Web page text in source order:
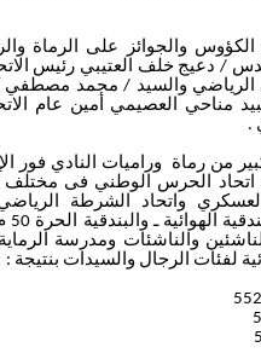
والجوائز على الرماة
/ دعيج خلف العتيبي رئيس
الرياضي والسيد / محمد
مناحي العصيمي أمين عام
.
رماة وراميات النادي فور
الحرس الوطني فى مختلف
واتحاد الشرطة
والناشئات ومدرسة
لفئات الرجال والسيدات بنتيجة :